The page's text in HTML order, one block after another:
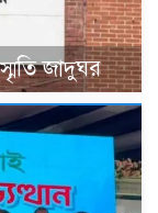
জাদুঘর